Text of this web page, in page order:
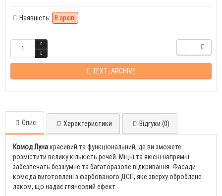
Наявність: В архіві
TEXT_ARCHIVE
Опис Характеристики Відгуки (0)
Комод Лунакрасивий та функціональний, де ви зможете
розмістити велику кількість речей. Міцні та якісні напрямні
забезпечать безшумне та багаторазове відкривання. Фасади
комода виготовлені з фарбованого ДСП, яке зверху оброблене
лаком, що надає глянсовий ефект.